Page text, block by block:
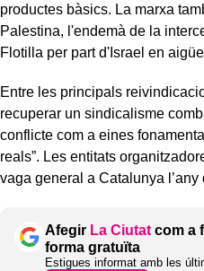
productes bàsics. La marxa
Palestina, l'endemà de la
Flotilla per part d'Israel en
Entre les principals
recuperar un sindicalisme
conflicte com a eines
reals”. Les entitats
vaga general a Catalunya l’any
Afegir La Ciutat com a
forma gratuïta
Estigues informat amb les